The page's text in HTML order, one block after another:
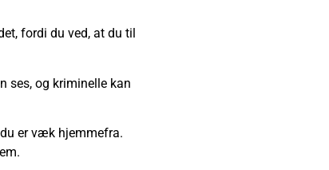
fordi du ved, at du til
ses, og kriminelle kan
er væk hjemmefra.